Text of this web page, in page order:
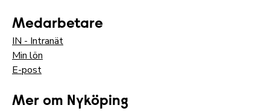
Medarbetare
IN - Intranät
Min lön
E-post
Mer om Nyköping